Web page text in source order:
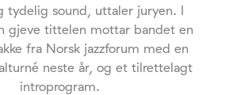
tydelig sound, uttaler juryen. I
gjeve tittelen mottar bandet en
fra Norsk jazzforum med en
neste år, og et tilrettelagt
introprogram.